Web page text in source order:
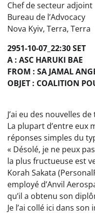
Chef de secteur adjoint
Bureau de l’Advocacy
Nova Kyiv, Terra, Terra
2951-10-07_22:30 SET
A : ASC HARUKI BAE
FROM : SA JAMAL
OBJET : COALITION
J’ai eu des nouvelles
La plupart d’entre eux
réponses simples du
« Désolé, je ne peux
la plus fructueuse est
Korah Sakata
employé d’Anvil
qu’il a obtenu son
Je l’ai collé ici dans son